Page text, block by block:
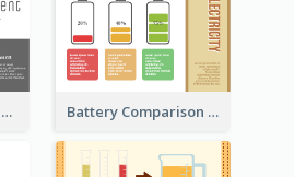
Laboratory Tools Measurement And Comparison Battery Comparison Schematic Diagram